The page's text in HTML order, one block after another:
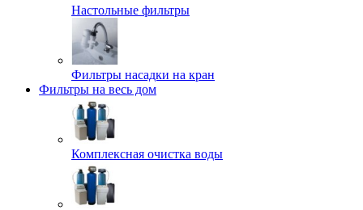
Настольные фильтры
Фильтры насадки на кран
Фильтры на весь дом
Комплексная очистка воды